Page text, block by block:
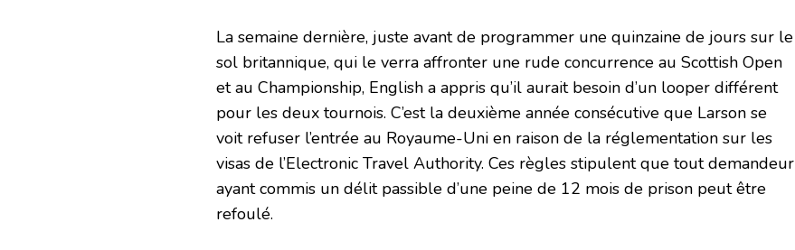
La semaine dernière, juste avant de programmer une quinzaine de jours sur le
sol britannique, qui le verra affronter une rude concurrence au Scottish Open
et au Championship, English a appris qu’il aurait besoin d’un looper différent
pour les deux tournois. C’est la deuxième année consécutive que Larson se
voit refuser l’entrée au Royaume-Uni en raison de la réglementation sur les
visas de l’Electronic Travel Authority. Ces règles stipulent que tout demandeur
ayant commis un délit passible d’une peine de 12 mois de prison peut être
refoulé.